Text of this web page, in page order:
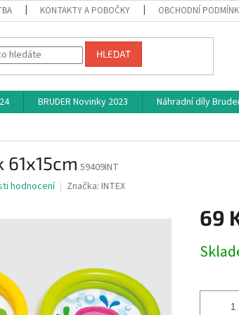
KONTAKTY A POBOČKY OBCHODNÍ
HLEDAT
BRUDER Novinky 2023 Náhradní díly
59409INT
hodnocení Značka: INTEX
69
cena: